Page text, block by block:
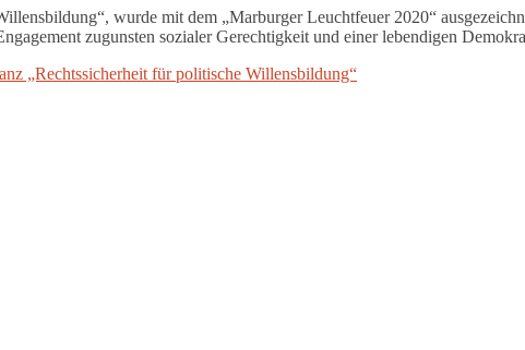
wurde mit dem „Marburger Leuchtfeuer 2020“
zugunsten sozialer Gerechtigkeit und einer lebendigen
„Rechtssicherheit für politische Willensbildung“